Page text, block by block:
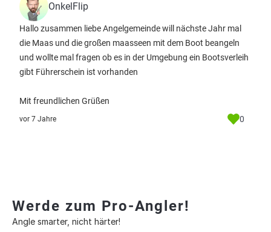
OnkelFlip
Hallo zusammen liebe Angelgemeinde will nächste Jahr mal
die Maas und die großen maasseen mit dem Boot beangeln
und wollte mal fragen ob es in der Umgebung ein Bootsverleih
gibt Führerschein ist vorhanden
Mit freundlichen Grüßen
vor 7 Jahre 0
Werde zum Pro-Angler!
Angle smarter, nicht härter!